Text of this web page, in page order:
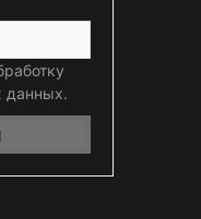
данных.